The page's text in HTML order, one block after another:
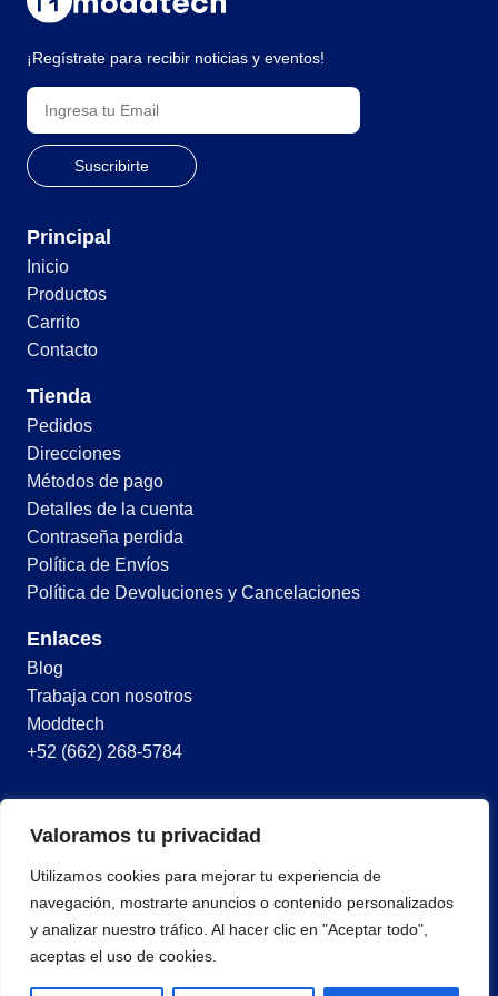
Valoramos tu privacidad
Utilizamos cookies para mejorar tu experiencia de
navegación, mostrarte anuncios o contenido personalizados
y analizar nuestro tráfico. Al hacer clic en "Aceptar todo",
aceptas el uso de cookies.
¡Regístrate para recibir noticias y eventos!
Principal
Inicio
Productos
Carrito
Contacto
Tienda
Pedidos
Direcciones
Métodos de pago
Detalles de la cuenta
Contraseña perdida
Política de Envíos
Política de Devoluciones y Cancelaciones
Enlaces
Blog
Trabaja con nosotros
Moddtech
+52 (662) 268-5784
© 2026 Todos los derechos reservados
Política de privacidad